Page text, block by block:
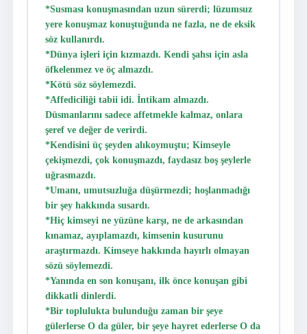
*Susması konuşmasından uzun sürerdi; lüzumsuz
yere konuşmaz konuştuğunda ne fazla, ne de eksik
söz kullanırdı.
*Dünya işleri için kızmazdı. Kendi şahsı için asla
öfkelenmez ve öç almazdı.
*Kötü söz söylemezdi.
*Affediciliği tabii idi. İntikam almazdı.
Düsmanlarını sadece affetmekle kalmaz, onlara
şeref ve değer de verirdi.
*Kendisini üç şeyden alıkoymuştu; Kimseyle
çekişmezdi, çok konuşmazdı, faydasız boş şeylerle
uğrasmazdı.
*Umanı, umutsuzluğa düşürmezdi; hoşlanmadığı
bir şey hakkında susardı.
*Hiç kimseyi ne yüzüne karşı, ne de arkasından
kınamaz, ayıplamazdı, kimsenin kusurunu
araştırmazdı. Kimseye hakkında hayırlı olmayan
sözü söylemezdi.
*Yanında en son konuşanı, ilk önce konuşan gibi
dikkatli dinlerdi.
*Bir toplulukta bulunduğu zaman bir şeye
gülerlerse O da güler, bir şeye hayret ederlerse O da